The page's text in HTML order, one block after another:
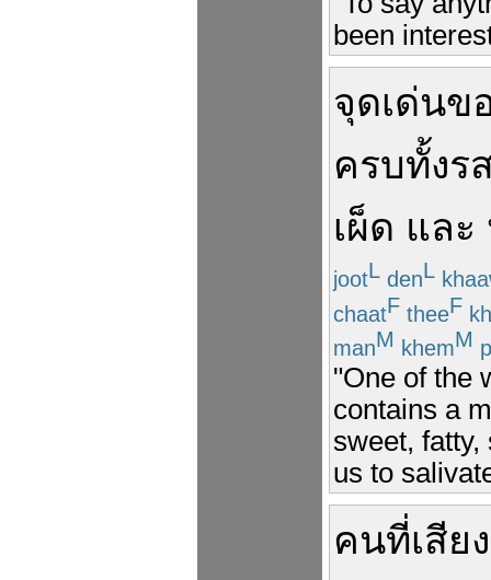
been
จุดเด่นข
ครบทั้งร
เผ็ด และ
jootL denL
chaatF theeF
manM khemM
"One of the
contains a
sweet, fatty,
us to
คนที่เสียง